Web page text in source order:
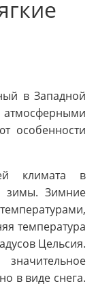
в Западной
особенности
климата в
зимы. Зимние
температура
Цельсия.
в виде снега.